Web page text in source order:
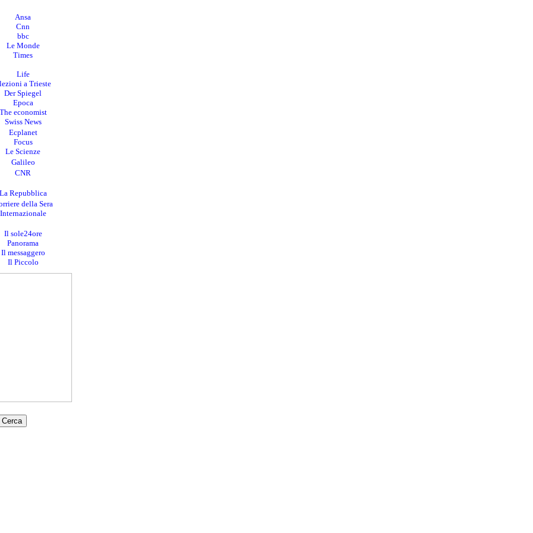
Ansa
Cnn
bbc
Le Monde
Times
Life
a Trieste
Der Spiegel
Epoca
economist
Swiss News
Ecplanet
Focus
Le Scienze
Galileo
CNR
Repubblica
della Sera
Internazionale
Il sole24ore
Panorama
Il messaggero
Il Piccolo